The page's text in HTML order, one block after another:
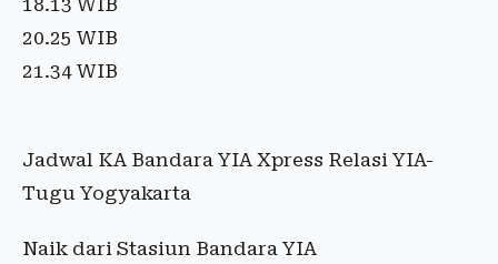
18.13 WIB
20.25 WIB
21.34 WIB
Jadwal KA Bandara YIA Xpress Relasi YIA-
Tugu Yogyakarta
Naik dari Stasiun Bandara YIA